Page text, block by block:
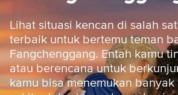
n
d
e
r
Lihat situasi kencan di salah
terbaik untuk bertemu teman
Fangchenggang. Entah kamu
atau berencana untuk
kamu bisa menemukan